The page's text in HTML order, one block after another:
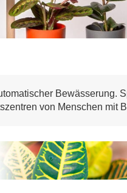
Bewässerung.
von Menschen mit